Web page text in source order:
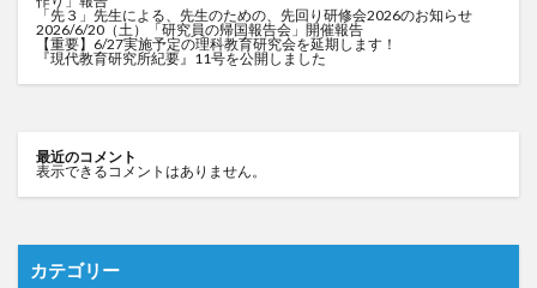
「先３」先生による、先生のための、先回り研修会2026のお知らせ
2026/6/20（土）「研究員の帰国報告会」開催報告
【重要】6/27実施予定の理科教育研究会を延期します！
『現代教育研究所紀要』11号を公開しました
最近のコメント
表示できるコメントはありません。
カテゴリー